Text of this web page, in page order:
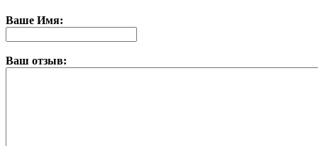
Ваше Имя:
Ваш отзыв: